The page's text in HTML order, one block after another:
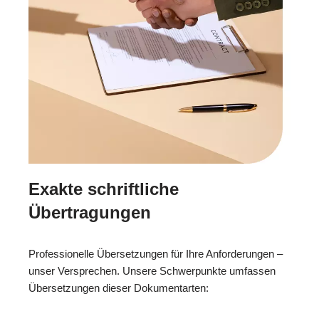
Exakte schriftliche
Übertragungen
Professionelle Übersetzungen für Ihre Anforderungen –
unser Versprechen. Unsere Schwerpunkte umfassen
Übersetzungen dieser Dokumentarten: